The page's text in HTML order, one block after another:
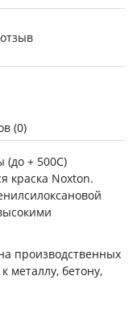
(0)
(до + 500С)
краска Noxton.
производственных
металлу, бетону,